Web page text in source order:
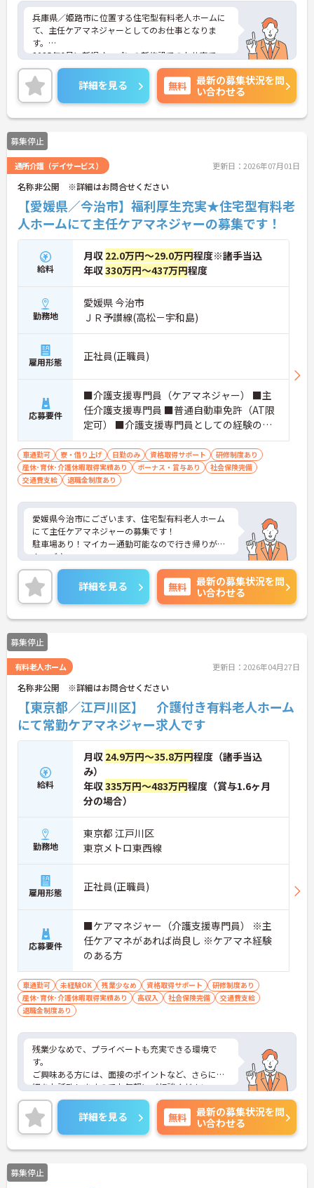
兵庫県／姫路市に位置する住宅型有料老人ホームに
て、主任ケアマネジャーとしてのお仕事となりま
す。
2025年6月に新規オープンの新施設でのお仕事で
す！新しい環境でのびのびと働くことができます！
資格手当や制服貸与などの充実した福利厚生のもと
安心できる環境が整っております！
ご興味ある方は面接ポイントをお伝えしますので、
お気軽にお問い合わせください♪
詳細を見る 無料
最新の募集状況を問
い合わせる
募集停止
通所介護（デイサービス） 更新日：2026年07月01日
名称非公開 ※詳細はお問合せください
【愛媛県／今治市】福利厚生充実★住宅型有料老
人ホームにて主任ケアマネジャーの募集です！
給料
月収 22.0万円～29.0万円程度※諸手当込
年収330万円～437万円程度
勤務地
愛媛県 今治市
ＪＲ予讃線(高松－宇和島)
雇用形態 正社員(正職員)
応募要件
■介護支援専門員（ケアマネジャー） ■主
任介護支援専門員 ■普通自動車免許（AT限
定可） ■介護支援専門員としての経験のあ
る方 ■PCスキル：基本的なパソコンスキル
（ワード・エクセル・パワーポイント）
車通勤可 寮・借り上げ 日勤のみ 資格取得サポート
研修制度あり
産休･育休･介護休暇取得実績あり
ボーナス・賞与あり
社会保険完備
交通費支給
退職金制度あり
愛媛県今治市にございます、住宅型有料老人ホーム
にて主任ケアマネジャーの募集です！
駐車場あり！マイカー通勤可能なので行き帰りがス
ムーズ♪
育児休暇制度や社宅制度など、その他福利厚生も整
っておりますので安心して就業していただけます★
ご興味のある方は、マイナビ介護職までお問い合わ
せください。
詳細を見る 無料
最新の募集状況を問
い合わせる
募集停止
有料老人ホーム 更新日：2026年04月27日
名称非公開 ※詳細はお問合せください
【東京都／江戸川区】 介護付き有料老人ホーム
にて常勤ケアマネジャー求人です
給料
月収 24.9万円～35.8万円程度（諸手当込
み）
年収335万円～483万円程度（賞与1.6ヶ月
分の場合）
勤務地
東京都 江戸川区
東京メトロ東西線
雇用形態 正社員(正職員)
応募要件
■ケアマネジャー（介護支援専門員） ※主
任ケアマネがあれば尚良し ※ケアマネ経験
のある方
車通勤可 未経験OK 残業少なめ 資格取得サポート
研修制度あり
産休･育休･介護休暇取得実績あり
高収入 社会保険完備
交通費支給
退職金制度あり
残業少なめで、プライベートも充実できる環境で
す。
ご興味ある方には、面接のポイントなど、さらに詳
細をお話致しますのでお気軽にご相談ください。
詳細を見る 無料
最新の募集状況を問
い合わせる
募集停止